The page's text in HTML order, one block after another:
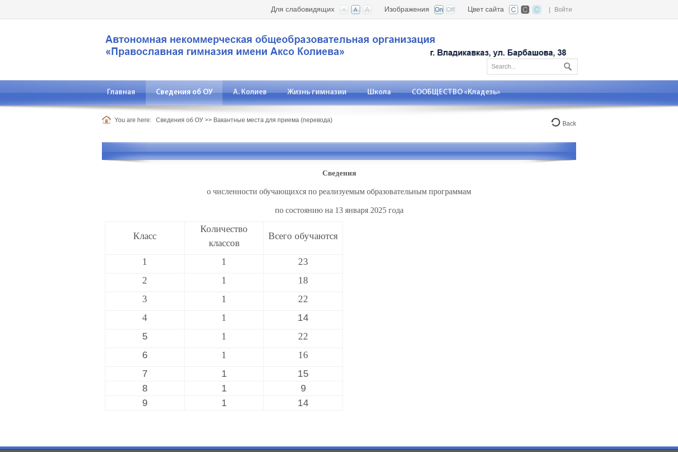
Войти
Цвет сайта
Изображения
Для слабовидящих
Главная Сведения об ОУ А. Колиев Жизнь гимназии Школа СООБЩЕСТВО «Кладезь»
You are here: Сведения об ОУ >> Вакантные места для приема (перевода) Back
Сведения
о численности обучающихся по реализуемым образовательным программам
по состоянию на 13 января 2025 года
Класс
Количество
классов
Всего обучаются
1 1
23
2
1
18
3
1
22
4
1
14
5
1
22
6
1
16
7
1
15
8
1
9
9
1 14